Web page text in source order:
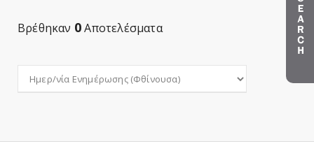
Βρέθηκαν 0Αποτελέσματα